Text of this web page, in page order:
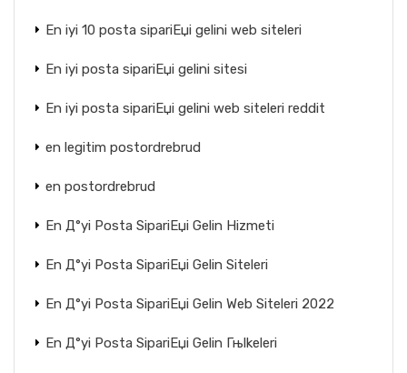
En iyi 10 posta sipariЕџi gelini web siteleri
En iyi posta sipariЕџi gelini sitesi
En iyi posta sipariЕџi gelini web siteleri reddit
en legitim postordrebrud
en postordrebrud
En Д°yi Posta SipariЕџi Gelin Hizmeti
En Д°yi Posta SipariЕџi Gelin Siteleri
En Д°yi Posta SipariЕџi Gelin Web Siteleri 2022
En Д°yi Posta SipariЕџi Gelin Гњlkeleri